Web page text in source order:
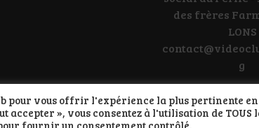
des frères
LONS
g
Propulsé par
pour vous offrir l'expérience la plus pertinente
accepter », vous consentez à l'utilisation de TOUS
fournir un consentement contrôlé.